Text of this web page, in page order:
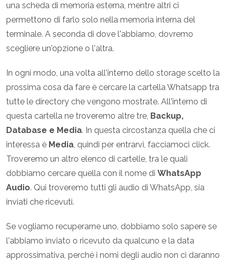
una scheda di memoria esterna, mentre altri ci
permettono di farlo solo nella memoria interna del
terminale. A seconda di dove l'abbiamo, dovremo
scegliere un'opzione o l'altra.
In ogni modo, una volta all'interno dello storage scelto la
prossima cosa da fare è cercare la cartella Whatsapp tra
tutte le directory che vengono mostrate. All'interno di
questa cartella ne troveremo altre tre, Backup,
Database e Media. In questa circostanza quella che ci
interessa è Media, quindi per entrarvi, facciamoci click.
Troveremo un altro elenco di cartelle, tra le quali
dobbiamo cercare quella con il nome di WhatsApp
Audio. Qui troveremo tutti gli audio di WhatsApp, sia
inviati che ricevuti.
Se vogliamo recuperarne uno, dobbiamo solo sapere se
l'abbiamo inviato o ricevuto da qualcuno e la data
approssimativa, perché i nomi degli audio non ci daranno